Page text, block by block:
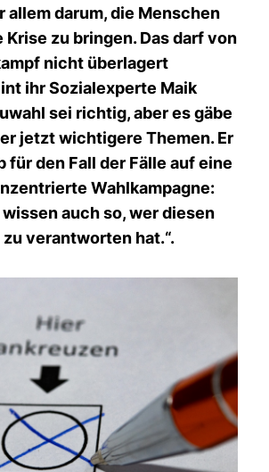
allem darum, die Menschen
zu bringen. Das darf von
nicht überlagert
ihr Sozialexperte Maik
sei richtig, aber es gäbe
jetzt wichtigere Themen. Er
für den Fall der Fälle auf eine
Wahlkampagne:
auch so, wer diesen
verantworten hat.“.